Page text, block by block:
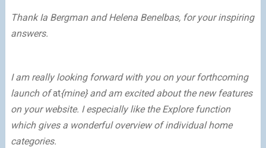
Thank Ia Bergman and Helena Benelbas, for your inspiring
answers.
I am really looking forward with you on your forthcoming
launch ofat{mine}and am excited about the new features
on your website. I especially like the Explore function
which gives a wonderful overview of individual home
categories.